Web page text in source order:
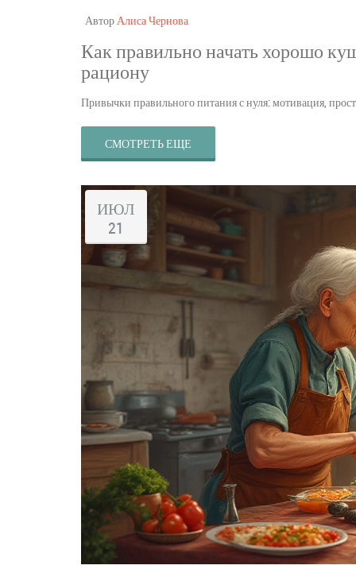
АвторАлиса Чернова
Как правильно начать хорошо
рациону
Привычки правильного питания с нуля: мотивация,
СМОТРЕТЬ ЕЩЕ
ИЮЛ
21